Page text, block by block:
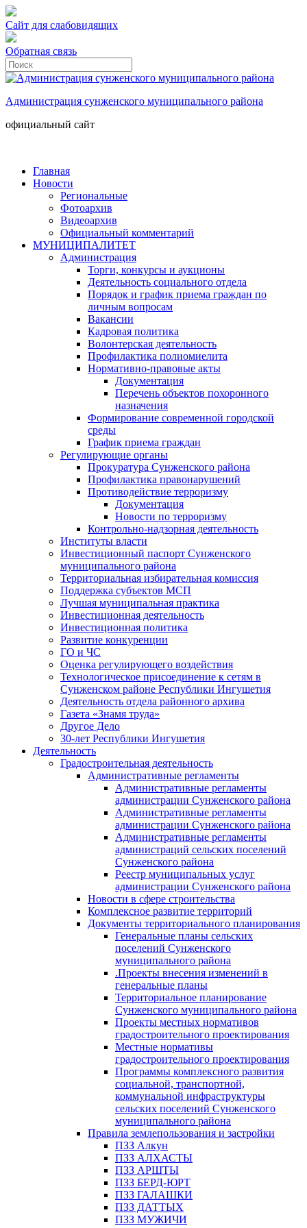
Сайт для слабовидящих
Обратная связь
Администрация сунженского муниципального района
официальный сайт
Главная
Новости
Региональные
Фотоархив
Видеоархив
Официальный комментарий
МУНИЦИПАЛИТЕТ
Администрация
Торги, конкурсы и аукционы
Деятельность социального отдела
Порядок и график приема граждан по
личным вопросам
Вакансии
Кадровая политика
Волонтерская деятельность
Профилактика полиомиелита
Нормативно-правовые акты
Документация
Перечень объектов похоронного
назначения
Формирование современной городской
среды
График приема граждан
Регулирующие органы
Прокуратура Сунженского района
Профилактика правонарушений
Противодействие терроризму
Документация
Новости по терроризму
Контрольно-надзорная деятельность
Институты власти
Инвестиционный паспорт Сунженского
муниципального района
Территориальная избирательная комиссия
Поддержка субъектов МСП
Лучшая муниципальная практика
Инвестиционная деятельность
Инвестиционная политика
Развитие конкуренции
ГО и ЧС
Оценка регулирующего воздействия
Технологическое присоединение к сетям в
Сунженском районе Республики Ингушетия
Деятельность отдела районного архива
Газета «Знамя труда»
Другое Дело
30-лет Республики Ингушетия
Деятельность
Градостроительная деятельность
Административные регламенты
Административные регламенты
администрации Сунженского района
Административные регламенты
администрации Сунженского района
Административные регламенты
администраций сельских поселений
Сунженского района
Реестр муниципальных услуг
администрации Сунженского района
Новости в сфере строительства
Комплексное развитие территорий
Документы территориального планирования
Генеральные планы сельских
поселений Сунженского
муниципального района
.Проекты внесения изменений в
генеральные планы
Территориальное планирование
Сунженского муниципального района
Проекты местных нормативов
градостроительного проектирования
Местные нормативы
градостроительного проектирования
Программы комплексного развития
социальной, транспортной,
коммунальной инфраструктуры
сельских поселений Сунженского
муниципального района
Правила землепользования и застройки
ПЗЗ Алкун
ПЗЗ АЛХАСТЫ
ПЗЗ АРШТЫ
ПЗЗ БЕРД-ЮРТ
ПЗЗ ГАЛАШКИ
ПЗЗ ДАТТЫХ
ПЗЗ МУЖИЧИ